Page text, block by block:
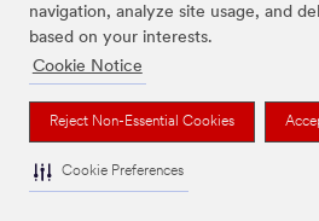
navigation, analyze site usage, and
based on your interests.
Cookie Notice
Reject Non-Essential Cookies
Cookie Preferences